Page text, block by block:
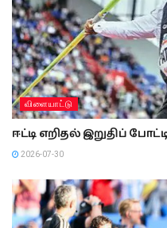
விளையாட்டு
ஈட்டி எறிதல் இறுதிப்
2026-07-30